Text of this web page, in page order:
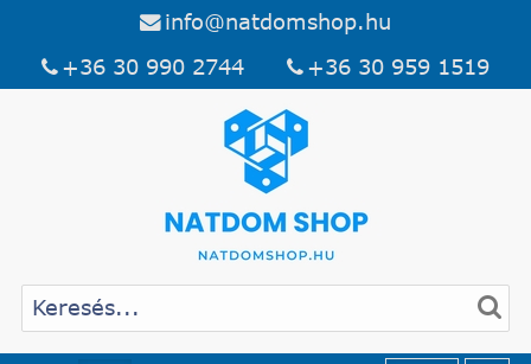
info@natdomshop.hu
+36 30 990 2744
+36 30 959 1519